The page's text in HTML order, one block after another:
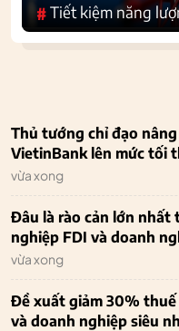
#Tiết kiệm năng
Thủ tướng chỉ đạo
VietinBank lên mức tối
vừa xong
Đâu là rào cản lớn nhất
nghiệp FDI và doanh
vừa xong
Đề xuất giảm 30%
và doanh nghiệp siêu